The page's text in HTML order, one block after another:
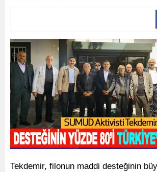
Tekdemir, filonun maddi desteğinin